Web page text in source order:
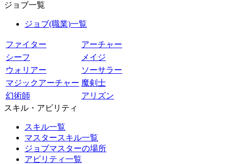
ジョブ一覧
ジョブ(職業)一覧
ファイター
アーチャー
シーフ
メイジ
ウォリアー
ソーサラー
マジックアーチャー 魔剣士
幻術師
アリズン
スキル・アビリティ
スキル一覧
マスタースキル一覧
ジョブマスターの場所
アビリティ一覧